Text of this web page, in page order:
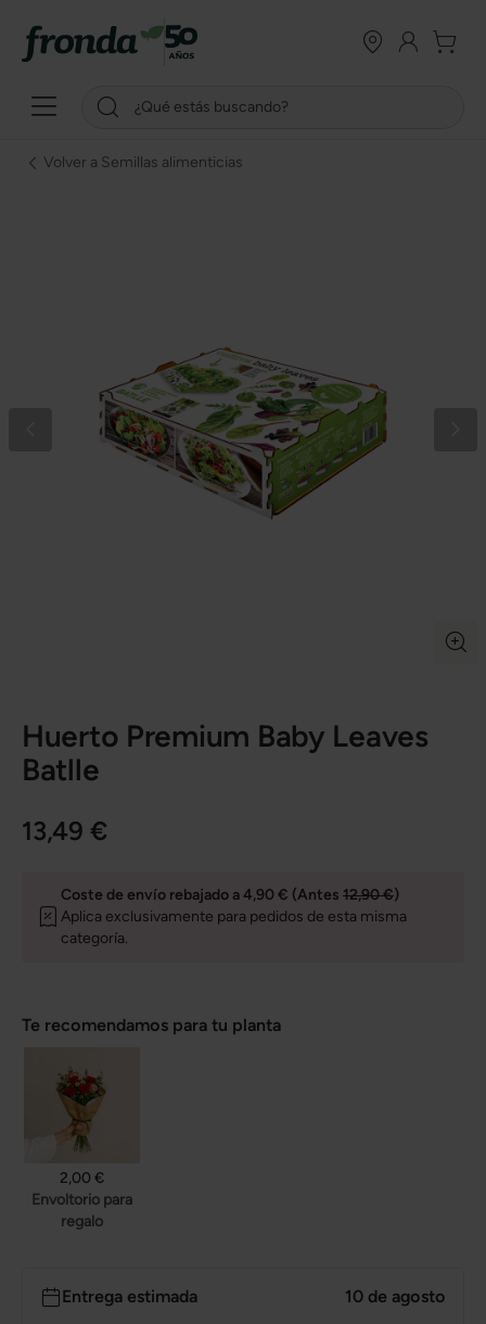
Volver a Semillas alimenticias
Huerto Premium Baby Leaves
Batlle
13,49 €
Coste de envío rebajado a 4,90 € (Antes 12,90 €)
Aplica exclusivamente para pedidos de esta misma
categoría.
Te recomendamos para tu planta
2,00 €
Envoltorio para
regalo
Entrega estimada 10 de agosto